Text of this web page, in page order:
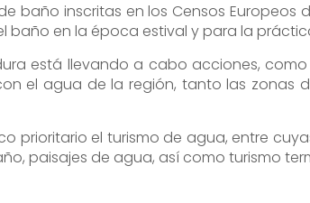
baño inscritas en los Censos
baño en la época estival y para la
está llevando a cabo acciones,
el agua de la región, tanto las
prioritario el turismo de agua, entre
paisajes de agua, así como turismo